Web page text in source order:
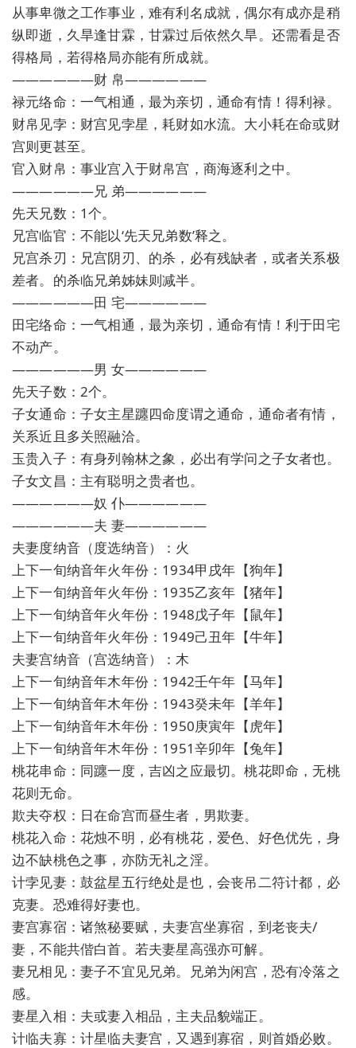
从事卑微之工作事业，难有利名成就，偶尔有成亦是稍
纵即逝，久旱逢甘霖，甘霖过后依然久旱。还需看是否
得格局，若得格局亦能有所成就。
——————财 帛——————
禄元络命：一气相通，最为亲切，通命有情！得利禄。
财帛见孛：财宫见孛星，耗财如水流。大小耗在命或财
宫则更甚至。
官入财帛：事业宫入于财帛宫，商海逐利之中。
——————兄 弟——————
先天兄数：1个。
兄宫临官：不能以‘先天兄弟数’释之。
兄宫杀刃：兄宫阴刃、的杀，必有残缺者，或者关系极
差者。的杀临兄弟姊妹则减半。
——————田 宅——————
田宅络命：一气相通，最为亲切，通命有情！利于田宅
不动产。
——————男 女——————
先天子数：2个。
子女通命：子女主星躔四命度谓之通命，通命者有情，
关系近且多关照融洽。
玉贵入子：有身列翰林之象，必出有学问之子女者也。
子女文昌：主有聪明之贵者也。
——————奴 仆——————
——————夫 妻——————
夫妻度纳音（度选纳音）：火
上下一旬纳音年火年份：1934甲戌年【狗年】
上下一旬纳音年火年份：1935乙亥年【猪年】
上下一旬纳音年火年份：1948戊子年【鼠年】
上下一旬纳音年火年份：1949己丑年【牛年】
夫妻宫纳音（宫选纳音）：木
上下一旬纳音年木年份：1942壬午年【马年】
上下一旬纳音年木年份：1943癸未年【羊年】
上下一旬纳音年木年份：1950庚寅年【虎年】
上下一旬纳音年木年份：1951辛卯年【兔年】
桃花串命：同躔一度，吉凶之应最切。桃花即命，无桃
花则无命。
欺夫夺权：日在命宫而昼生者，男欺妻。
桃花入命：花烛不明，必有桃花，爱色、好色优先，身
边不缺桃色之事，亦防无礼之淫。
计孛见妻：鼓盆星五行绝处是也，会丧吊二符计都，必
克妻。恐难得好妻也。
妻宫寡宿：诸煞秘要赋，夫妻宫坐寡宿，到老丧夫/
妻，不能共偕白首。若夫妻星高强亦可解。
妻兄相见：妻子不宜见兄弟。兄弟为闲宫，恐有冷落之
感。
妻星入相：夫或妻入相品，主夫品貌端正。
计临夫寡：计星临夫妻宫，又遇到寡宿，则首婚必败。